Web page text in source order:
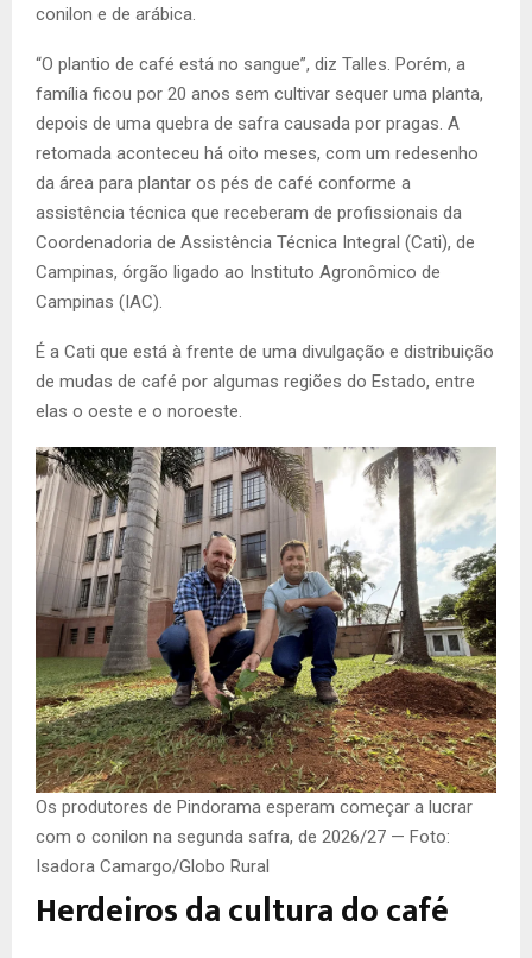
conilon e de arábica.
“O plantio de café está no sangue”, diz Talles. Porém, a
família ficou por 20 anos sem cultivar sequer uma planta,
depois de uma quebra de safra causada por pragas. A
retomada aconteceu há oito meses, com um redesenho
da área para plantar os pés de café conforme a
assistência técnica que receberam de profissionais da
Coordenadoria de Assistência Técnica Integral (Cati), de
Campinas, órgão ligado ao Instituto Agronômico de
Campinas (IAC).
É a Cati que está à frente de uma divulgação e distribuição
de mudas de café por algumas regiões do Estado, entre
elas o oeste e o noroeste.
Os produtores de Pindorama esperam começar a lucrar
com o conilon na segunda safra, de 2026/27 — Foto:
Isadora Camargo/Globo Rural
Herdeiros da cultura do café